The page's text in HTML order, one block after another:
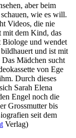
aber beim
wie es will.
Videos, die nie
mit dem Kind, das
Biologe und wendet
und ist mit
Mädchen sucht
von Ege
Durch dieses
Sarah Elena
Engel noch die
Grossmutter bis
seit dem
Verlag)